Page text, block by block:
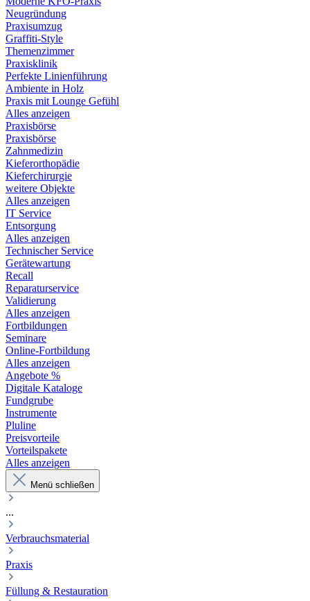
Neugründung
Praxisumzug
Graffiti-Style
Themenzimmer
Praxisklinik
Perfekte Linienführung
Ambiente in Holz
Praxis mit Lounge Gefühl
Alles anzeigen
Praxisbörse
Praxisbörse
Zahnmedizin
Kieferorthopädie
Kieferchirurgie
weitere Objekte
Alles anzeigen
IT Service
Entsorgung
Alles anzeigen
Technischer Service
Gerätewartung
Recall
Reparaturservice
Validierung
Alles anzeigen
Fortbildungen
Seminare
Online-Fortbildung
Alles anzeigen
Angebote %
Digitale Kataloge
Fundgrube
Instrumente
Pluline
Preisvorteile
Vorteilspakete
Alles anzeigen
Menü schließen
...
Verbrauchsmaterial
Praxis
Füllung & Restauration